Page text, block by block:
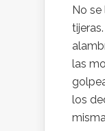
No
las
los